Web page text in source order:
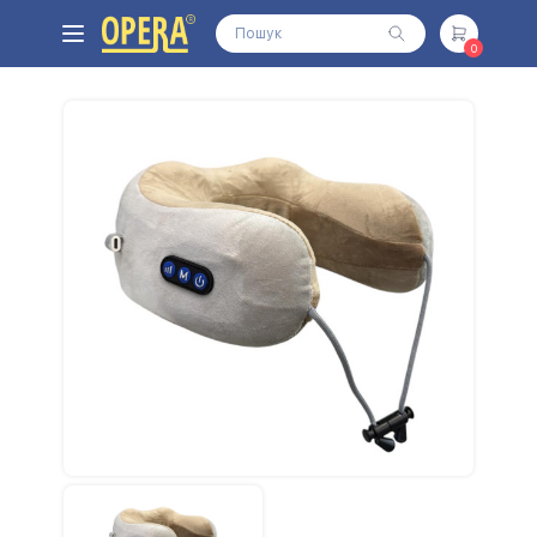
0
Автотовары
АКБ,Батарейки,Повербанки
Бытовая техника